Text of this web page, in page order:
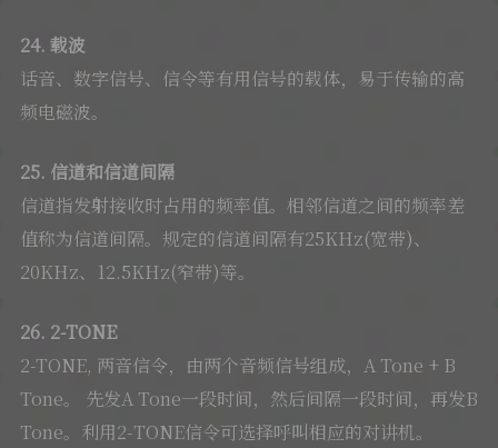
24. 载波
话音、数字信号、信令等有用信号的载体，易于传输的高
频电磁波。
25. 信道和信道间隔
信道指发射接收时占用的频率值。相邻信道之间的频率差
值称为信道间隔。规定的信道间隔有25KHz(宽带)、
20KHz、12.5KHz(窄带)等。
26. 2-TONE
2-TONE, 两音信令，由两个音频信号组成，A Tone + B
Tone。 先发A Tone一段时间，然后间隔一段时间，再发B
Tone。利用2-TONE信令可选择呼叫相应的对讲机。